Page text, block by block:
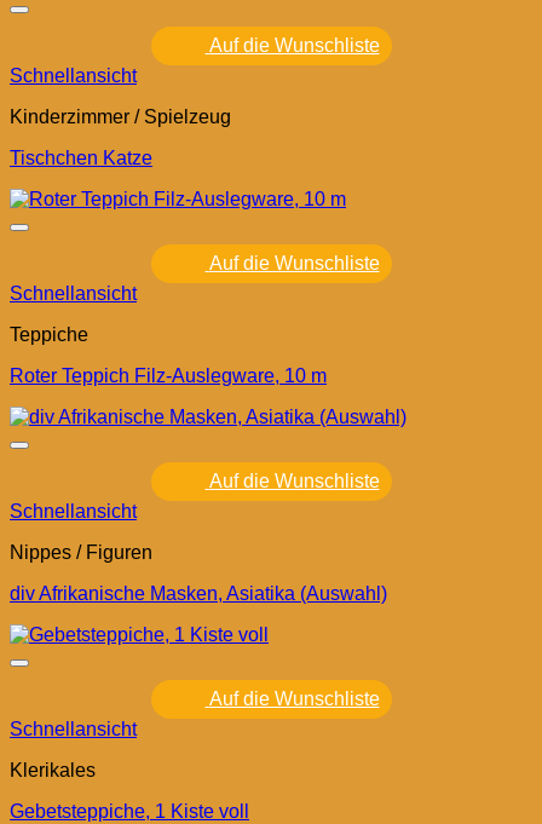
Auf die Wunschliste
Schnellansicht
Kinderzimmer / Spielzeug
Tischchen Katze
Auf die Wunschliste
Schnellansicht
Teppiche
Roter Teppich Filz-Auslegware, 10 m
Auf die Wunschliste
Schnellansicht
Nippes / Figuren
div Afrikanische Masken, Asiatika (Auswahl)
Auf die Wunschliste
Schnellansicht
Klerikales
Gebetsteppiche, 1 Kiste voll